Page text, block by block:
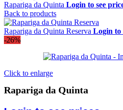
Rapariga da Quinta Login to see
Back to products
Rapariga da Quinta Reserva Login to
-26%
Click to enlarge
Rapariga da Quinta